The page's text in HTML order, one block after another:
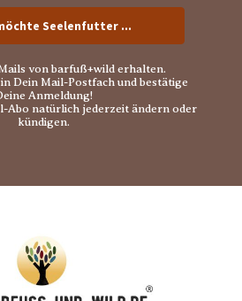
Seelenfutter ...
von barfuß+wild erhalten.
Dein Mail-Postfach und bestätige
Anmeldung!
Abo natürlich jederzeit ändern oder
kündigen.